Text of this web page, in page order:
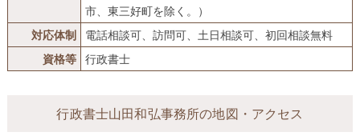
市、東三好町を除く。）
対応体制
電話相談可、訪問可、土日相談可、初回相談無料
資格等 行政書士
行政書士山田和弘事務所の地図・アクセス